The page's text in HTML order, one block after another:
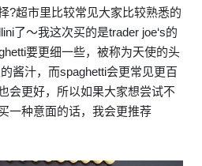
?超市里比较常见大家比较熟悉的
了～我这次买的是trader joe‘s的
要更细一些，被称为天使的头
酱汁，而spaghetti会更常见更百
会更好，所以如果大家想尝试不
一种意面的话，我会更推荐